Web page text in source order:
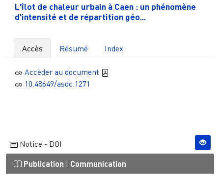
L'îlot de chaleur urbain à Caen : un phénomène
d'intensité et de répartition géo...
Accès Résumé Index
Accèder au document
10.48649/asdc.1271
Notice - DOI
Publication Communication